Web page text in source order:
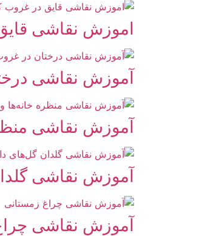
اموزش نقاشی
آموزش نقاشی
آموزش نقاشی
آموزش نقاشی
آموزش نقاشی